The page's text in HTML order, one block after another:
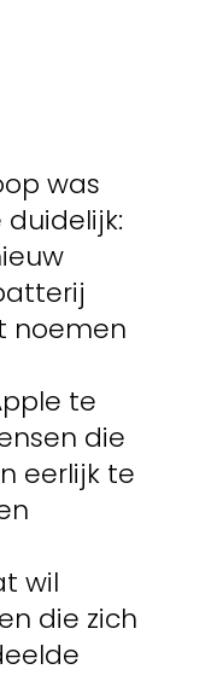
was
noemen
te
die
eerlijk te
wil
die zich